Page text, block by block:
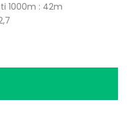
1000m : 42m